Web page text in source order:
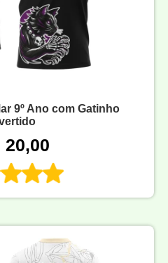
9º Ano com Gatinho
20,00